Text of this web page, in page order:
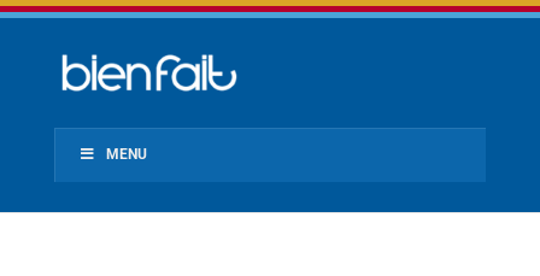
MENU